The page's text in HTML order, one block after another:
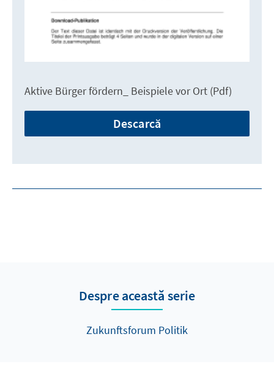
Aktive Bürger fördern_ Beispiele vor Ort (Pdf)
Descarcă
Despre această serie
Zukunftsforum Politik